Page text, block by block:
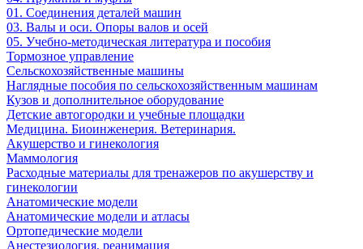
01. Соединения деталей машин
03. Валы и оси. Опоры валов и осей
05. Учебно-методическая литература и пособия
Тормозное управление
Сельскохозяйственные машины
Наглядные пособия по сельскохозяйственным машинам
Кузов и дополнительное оборудование
Детские автогородки и учебные площадки
Медицина. Биоинженерия. Ветеринария.
Акушерство и гинекология
Маммология
Расходные материалы для тренажеров по акушерству и
гинекологии
Анатомические модели
Анатомические модели и атласы
Ортопедические модели
Анестезиология, реанимация